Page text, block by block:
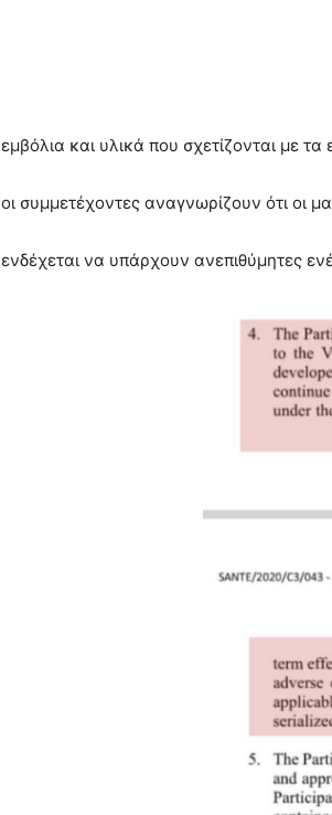
εμβόλια και υλικά που σχετίζονται με
οι συμμετέχοντες αναγνωρίζουν ότι οι
ενδέχεται να υπάρχουν ανεπιθύμητες